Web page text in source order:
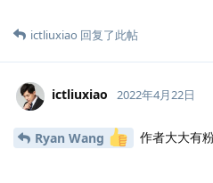
ictliuxiao 回复了此帖
ictliuxiao 2022年4月22日
Ryan Wang 作者大大有